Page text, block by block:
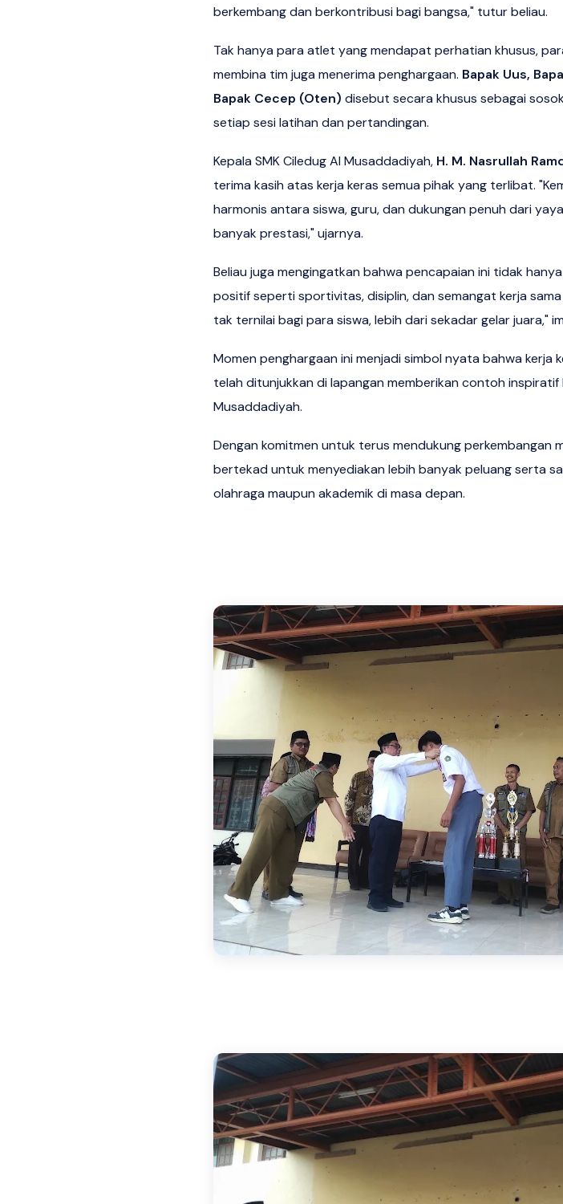
berkembang dan berkontribusi bagi bangsa," tutur beliau.
Tak hanya para atlet yang mendapat perhatian khusus,
membina tim juga menerima penghargaan. Bapak Uus,
Bapak Cecep (Oten) disebut secara khusus sebagai
setiap sesi latihan dan pertandingan.
Kepala SMK Ciledug Al Musaddadiyah, H. M. Nasrullah
terima kasih atas kerja keras semua pihak yang terlibat.
harmonis antara siswa, guru, dan dukungan penuh dari
banyak prestasi," ujarnya.
Beliau juga mengingatkan bahwa pencapaian ini tidak
positif seperti sportivitas, disiplin, dan semangat kerja
tak ternilai bagi para siswa, lebih dari sekadar gelar juara,"
Momen penghargaan ini menjadi simbol nyata bahwa kerja
telah ditunjukkan di lapangan memberikan contoh inspiratif
Musaddadiyah.
Dengan komitmen untuk terus mendukung perkembangan
bertekad untuk menyediakan lebih banyak peluang serta
olahraga maupun akademik di masa depan.